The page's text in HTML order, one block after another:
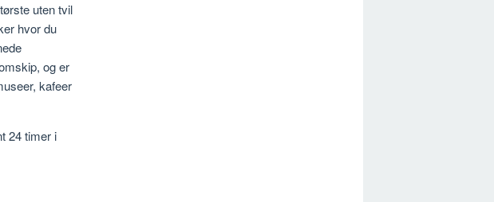
uten tvil
hvor du
og er
kafeer
24 timer i